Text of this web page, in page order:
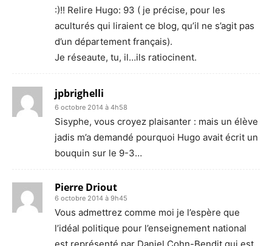
:)!! Relire Hugo: 93 ( je précise, pour les
aculturés qui liraient ce blog, qu’il ne s’agit pas
d’un département français).
Je réseaute, tu, il…ils ratiocinent.
jpbrighelli
6 octobre 2014 à 4h58
Sisyphe, vous croyez plaisanter : mais un élève
jadis m’a demandé pourquoi Hugo avait écrit un
bouquin sur le 9-3…
Pierre Driout
6 octobre 2014 à 9h45
Vous admettrez comme moi je l’espère que
l’idéal politique pour l’enseignement national